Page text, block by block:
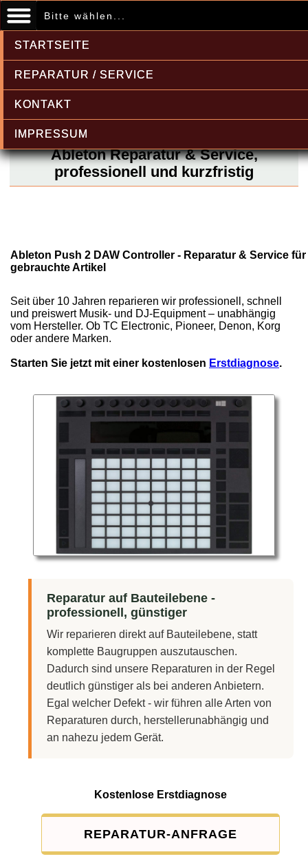
Bitte wählen...
STARTSEITE
REPARATUR / SERVICE
KONTAKT
IMPRESSUM
Ableton Reparatur & Service,
professionell und kurzfristig
Ableton Push 2 DAW Controller - Reparatur & Service für
gebrauchte Artikel
Seit über 10 Jahren reparieren wir professionell, schnell
und preiswert Musik- und DJ-Equipment – unabhängig
vom Hersteller. Ob TC Electronic, Pioneer, Denon, Korg
oder andere Marken.
Starten Sie jetzt mit einer kostenlosen Erstdiagnose.
Reparatur auf Bauteilebene -
professionell, günstiger
Wir reparieren direkt auf Bauteilebene, statt
komplette Baugruppen auszutauschen.
Dadurch sind unsere Reparaturen in der Regel
deutlich günstiger als bei anderen Anbietern.
Egal welcher Defekt - wir führen alle Arten von
Reparaturen durch, herstellerunabhängig und
an nahezu jedem Gerät.
Kostenlose Erstdiagnose
REPARATUR-ANFRAGE